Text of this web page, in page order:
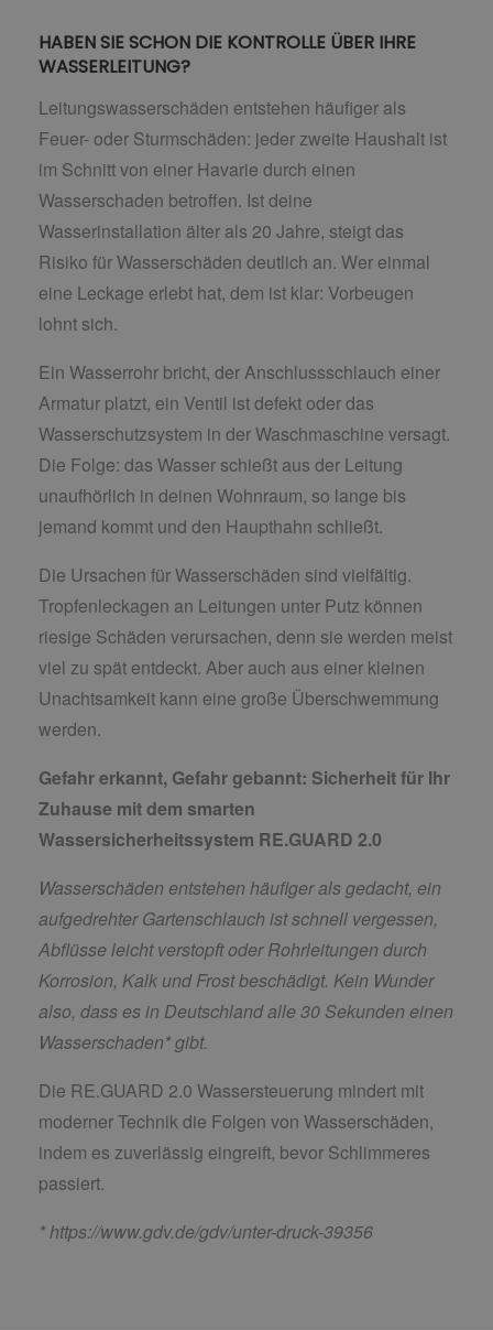
HABEN SIE SCHON DIE KONTROLLE ÜBER IHRE
WASSERLEITUNG?
Leitungswasserschäden entstehen häufiger als
Feuer- oder Sturmschäden: jeder zweite Haushalt ist
im Schnitt von einer Havarie durch einen
Wasserschaden betroffen. Ist deine
Wasserinstallation älter als 20 Jahre, steigt das
Risiko für Wasserschäden deutlich an. Wer einmal
eine Leckage erlebt hat, dem ist klar: Vorbeugen
lohnt sich.
Ein Wasserrohr bricht, der Anschlussschlauch einer
Armatur platzt, ein Ventil ist defekt oder das
Wasserschutzsystem in der Waschmaschine versagt.
Die Folge: das Wasser schießt aus der Leitung
unaufhörlich in deinen Wohnraum, so lange bis
jemand kommt und den Haupthahn schließt.
Die Ursachen für Wasserschäden sind vielfältig.
Tropfenleckagen an Leitungen unter Putz können
riesige Schäden verursachen, denn sie werden meist
viel zu spät entdeckt. Aber auch aus einer kleinen
Unachtsamkeit kann eine große Überschwemmung
werden.
Gefahr erkannt, Gefahr gebannt: Sicherheit für Ihr
Zuhause mit dem smarten
Wassersicherheitssystem RE.GUARD 2.0
Wasserschäden entstehen häufiger als gedacht, ein
aufgedrehter Gartenschlauch ist schnell vergessen,
Abflüsse leicht verstopft oder Rohrleitungen durch
Korrosion, Kalk und Frost beschädigt. Kein Wunder
also, dass es in Deutschland alle 30 Sekunden einen
Wasserschaden* gibt.
Die RE.GUARD 2.0 Wassersteuerung mindert mit
moderner Technik die Folgen von Wasserschäden,
indem es zuverlässig eingreift, bevor Schlimmeres
passiert.
*https://www.gdv.de/gdv/unter-druck-39356